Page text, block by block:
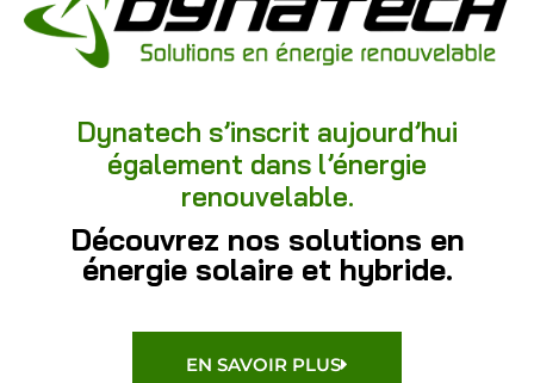
Dynatech s’inscrit aujourd’hui
également dans l’énergie
renouvelable.
Découvrez nos solutions en
énergie solaire et hybride.
EN SAVOIR PLUS